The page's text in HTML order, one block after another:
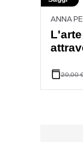
ANNA
20,00